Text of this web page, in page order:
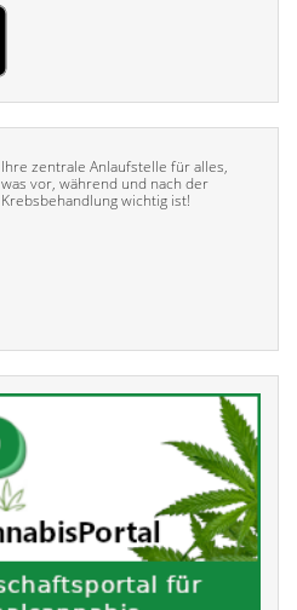
Ihre zentrale Anlaufstelle für alles,
was vor, während und nach der
Krebsbehandlung wichtig ist!